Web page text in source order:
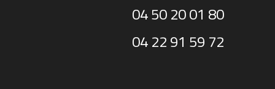
04 50 20 01 80
04 22 91 59 72